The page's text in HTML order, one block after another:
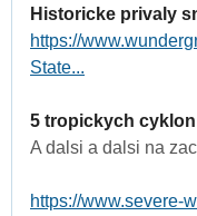
Historicke privaly
https://
State...
5 tropickych
A dalsi a dalsi na
https://www.severe-